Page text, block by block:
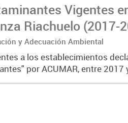
Vigentes
Riachuelo (2017-
y Adecuación Ambiental
a los establecimientos
por ACUMAR, entre 2017